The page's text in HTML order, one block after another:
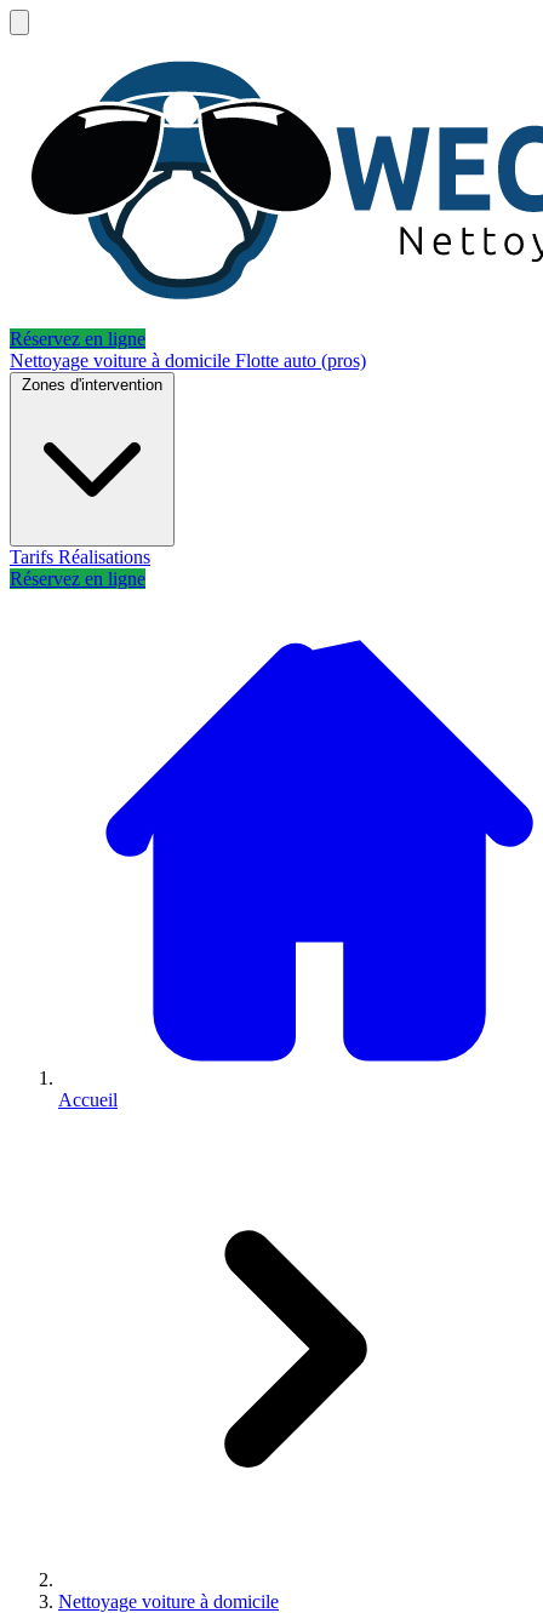
Réservez en ligne
Nettoyage voiture à domicile Flotte auto (pros)
Zones d'intervention
Tarifs Réalisations
Réservez en ligne
Accueil
Nettoyage voiture à domicile